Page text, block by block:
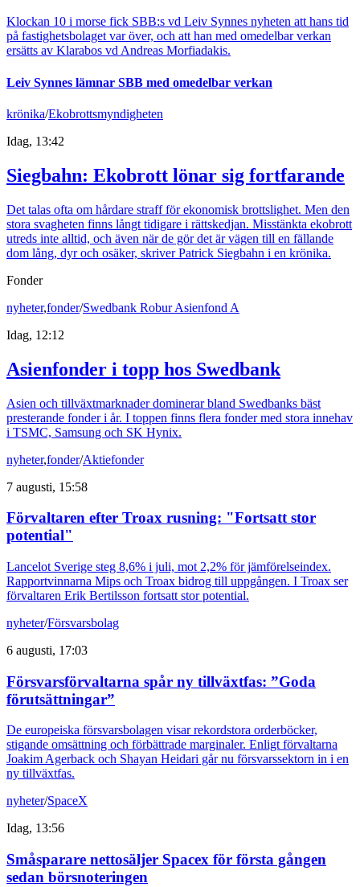
Klockan 10 i morse fick SBB:s vd Leiv Synnes nyheten att hans tid
på fastighetsbolaget var över, och att han med omedelbar verkan
ersätts av Klarabos vd Andreas Morfiadakis.
Leiv Synnes lämnar SBB med omedelbar verkan
krönika/Ekobrottsmyndigheten
Idag, 13:42
Siegbahn: Ekobrott lönar sig fortfarande
Det talas ofta om hårdare straff för ekonomisk brottslighet. Men den
stora svagheten finns långt tidigare i rättskedjan. Misstänkta ekobrott
utreds inte alltid, och även när de gör det är vägen till en fällande
dom lång, dyr och osäker, skriver Patrick Siegbahn i en krönika.
Fonder
nyheter,fonder/Swedbank Robur Asienfond A
Idag, 12:12
Asienfonder i topp hos Swedbank
Asien och tillväxtmarknader dominerar bland Swedbanks bäst
presterande fonder i år. I toppen finns flera fonder med stora innehav
i TSMC, Samsung och SK Hynix.
nyheter,fonder/Aktiefonder
7 augusti, 15:58
Förvaltaren efter Troax rusning: "Fortsatt stor
potential"
Lancelot Sverige steg 8,6% i juli, mot 2,2% för jämförelseindex.
Rapportvinnarna Mips och Troax bidrog till uppgången. I Troax ser
förvaltaren Erik Bertilsson fortsatt stor potential.
nyheter/Försvarsbolag
6 augusti, 17:03
Försvarsförvaltarna spår ny tillväxtfas: ”Goda
förutsättningar”
De europeiska försvarsbolagen visar rekordstora orderböcker,
stigande omsättning och förbättrade marginaler. Enligt förvaltarna
Joakim Agerback och Shayan Heidari går nu försvarssektorn in i en
ny tillväxtfas.
nyheter/SpaceX
Idag, 13:56
Småsparare nettosäljer Spacex för första gången
sedan börsnoteringen